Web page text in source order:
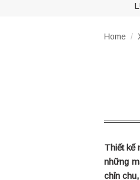
Home /
Thiết kế
những
chỉn